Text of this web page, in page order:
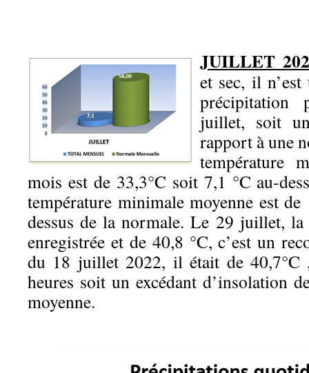
JUILLET
et sec, il
précipitation
juillet, soit
rapport à une
température
mois est de 33,3°C soit 7,1 °C au-
température minimale moyenne est
dessus de la normale. Le 29 juillet, la
enregistrée et de 40,8 °C, c’est un
du 18 juillet 2022, il était de
heures soit un excédant d’insolation
moyenne.